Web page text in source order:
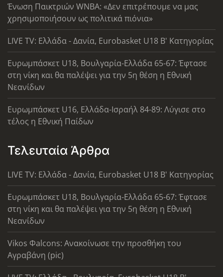
Ένωση Παικτριών WNBA: «Δεν επιτρέπουμε να μας
χρησιμοποιήσουν ως πολιτικά πιόνια»
LIVE TV: Ελλάδα - Δανία, Eurobasket U18 Β' Κατηγορίας
Ευρωμπάσκετ U18, Βουλγαρία-Ελλάδα 65-67: Έφτασε
στη νίκη και θα παλέψει για την 5η θέση η Εθνική
Νεανίδων
Ευρωμπάσκετ U16, Ελλάδα-Ισραήλ 84-89: Λύγισε στο
τέλος η Εθνική Παίδων
Τελευταία Άρθρα
LIVE TV: Ελλάδα - Δανία, Eurobasket U18 Β' Κατηγορίας
Ευρωμπάσκετ U18, Βουλγαρία-Ελλάδα 65-67: Έφτασε
στη νίκη και θα παλέψει για την 5η θέση η Εθνική
Νεανίδων
Vikos Φalcons: Ανακοίνωσε την προσθήκη του
Αγραβάνη (pic)